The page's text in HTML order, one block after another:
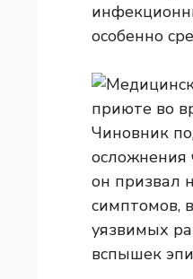
особенно
Чиновник
осложнения
он призвал
симптомов,
уязвимых
вспышек